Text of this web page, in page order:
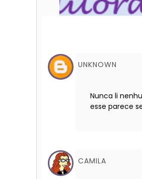
UNKNOWN
Nunca li
esse parece
CAMILA